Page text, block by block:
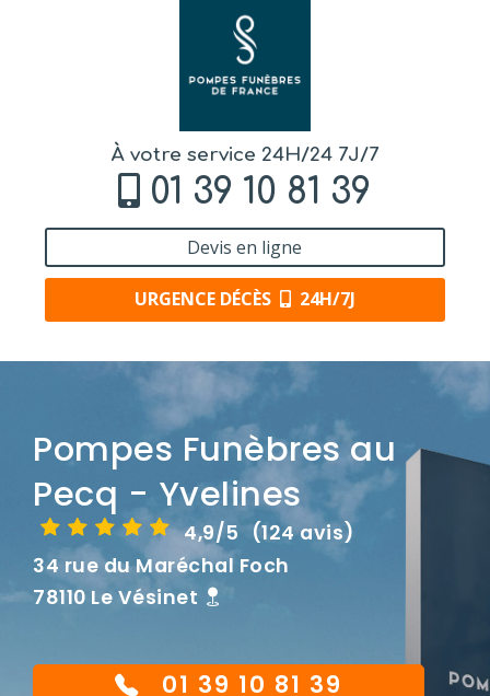
À votre service 24H/24 7J/7
01 39 10 81 39
Devis en ligne
URGENCE DÉCÈS 24H/7J
Pompes Funèbres au
Pecq - Yvelines
4,9/5 (124 avis)
34 rue du Maréchal Foch
78110 Le Vésinet
01 39 10 81 39